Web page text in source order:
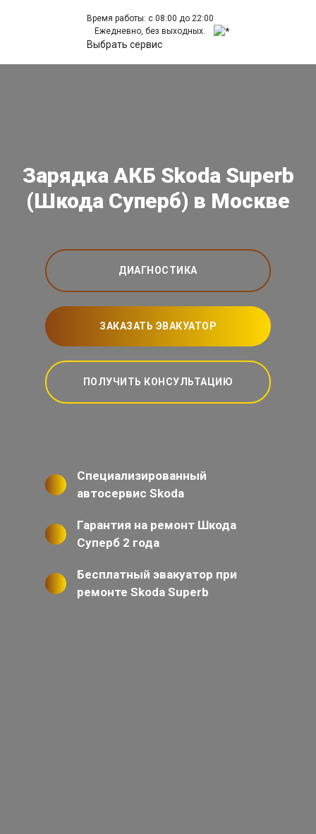
Время работы: с 08:00 до 22:00
Ежедневно, без выходных.
Выбрать сервис
Зарядка АКБ Skoda Superb
(Шкода Суперб) в Москве
ДИАГНОСТИКА
ЗАКАЗАТЬ ЭВАКУАТОР
ПОЛУЧИТЬ КОНСУЛЬТАЦИЮ
Специализированный
автосервис Skoda
Гарантия на ремонт Шкода
Суперб 2 года
Бесплатный эвакуатор при
ремонте Skoda Superb